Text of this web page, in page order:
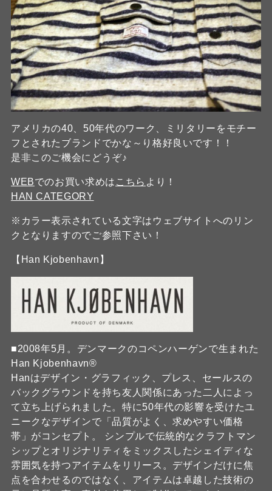
アメリカの40、50年代のワーク、ミリタリーをモチー
フとされたブランドでかな～り格好良いです！！
是非このご機会にどうぞ♪
WEBでのお買い求めは こちら より！
HAN CATEGORY
※カラー表示されている文字はウェブサイトへのリン
クとなりますのでご参照下さい！
【Han Kjobenhavn】
■2008年5月。デンマークのコペンハーゲンで生まれた
Han Kjobenhavn®
Hanはデザイン・グラフィック、プレス、セールスの
バックグラウンドを持ち友人関係にあった二人によっ
て立ち上げられました。特に50年代の影響を受けたユ
ニークなデザインで「品質がよく、求めやすい価格
帯」がコンセプト。 シンプルで伝統的なクラフトマン
シップとオリジナリティをミックスしたシェイディな
雰囲気を持つアイテムをリリース。デザインだけに焦
点を合わせるのではなく、アイテムは卓越した技術の